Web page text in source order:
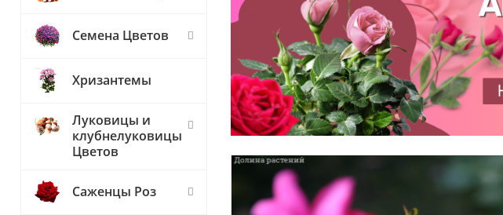
Семена Цветов
Хризантемы
Луковицы и
клубнелуковицы
Цветов
Саженцы Роз